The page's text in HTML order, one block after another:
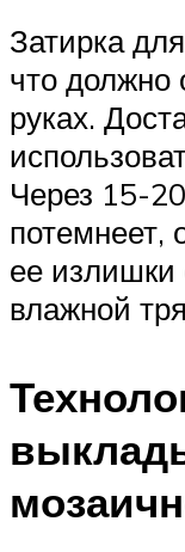
Затирка
что должно
руках.
Через 15-
потемнеет,
ее
влажной